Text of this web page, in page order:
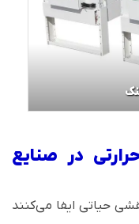
در صنایع
حیاتی ایفا می‌کنند